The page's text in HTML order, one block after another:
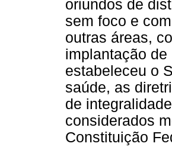
oriundos de
sem foco e
outras áreas,
implantação
estabeleceu o
saúde, as
de
considerados
Constituição